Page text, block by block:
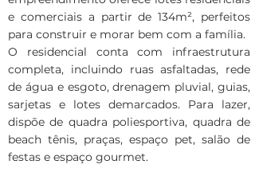
e comerciais a partir de 134m², perfeitos
para construir e morar bem com a família.
O residencial conta com infraestrutura
completa, incluindo ruas asfaltadas, rede
de água e esgoto, drenagem pluvial, guias,
sarjetas e lotes demarcados. Para lazer,
dispõe de quadra poliesportiva, quadra de
beach tênis, praças, espaço pet, salão de
festas e espaço gourmet.